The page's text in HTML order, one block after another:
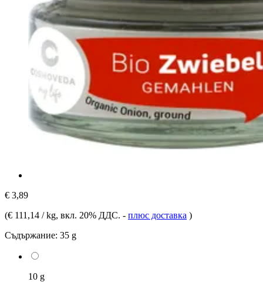
€ 3,89
(€ 111,14 / kg, вкл. 20% ДДС. - плюс доставка )
Съдържание: 35 g
10 g